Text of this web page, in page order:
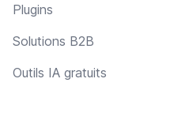
Plugins
Solutions B2B
Outils IA gratuits